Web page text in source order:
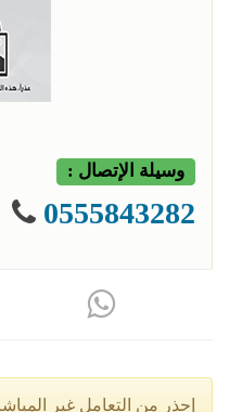
وسيلة الإتصال :
0555843282
إحذر من التعامل غير